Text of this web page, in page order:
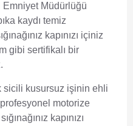
Emniyet Müdürlüğü
kaydı temiz
kapınızı içiniz
gibi sertifikalı bir
sicili kusursuz işinin ehli
profesyonel motorize
kapınızı